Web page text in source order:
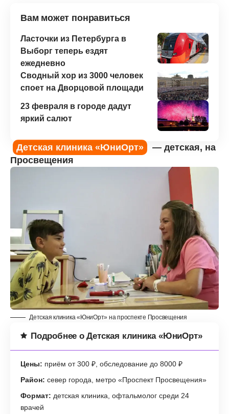
Вам может понравиться
Ласточки из Петербурга в
Выборг теперь ездят
ежедневно
Сводный хор из 3000 человек
споет на Дворцовой площади
23 февраля в городе дадут
яркий салют
Детская клиника «ЮниОрт»
— детская, на
Просвещения
Детская клиника «ЮниОрт» на проспекте Просвещения
Подробнее о Детская клиника «ЮниОрт»
Цены: приём от 300 ₽, обследование до 8000 ₽
Район: север города, метро «Проспект Просвещения»
Формат: детская клиника, офтальмолог среди 24
врачей